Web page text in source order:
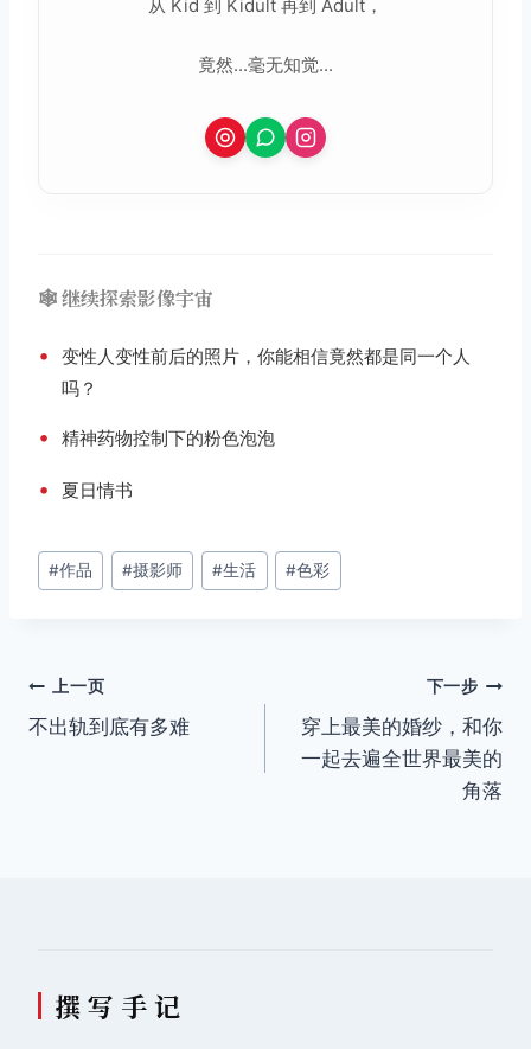
从 Kid 到 Kidult 再到 Adult，
竟然...毫无知觉...
🕸️ 继续探索影像宇宙
•
变性人变性前后的照片，你能相信竟然都是同一个人
吗？
• 精神药物控制下的粉色泡泡
• 夏日情书
文
章
#作品 #摄影师 #生活 #色彩
文
章
上一页
不出轨到底有多难
下一步
穿上最美的婚纱，和你
一起去遍全世界最美的
角落
撰 写 手 记